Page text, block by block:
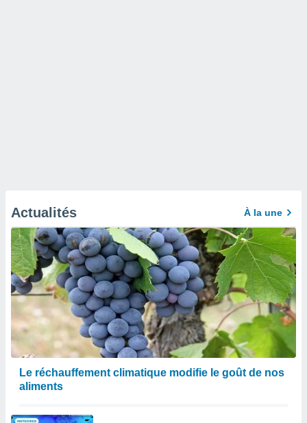
Actualités À la une
Le réchauffement climatique modifie le goût de nos
aliments